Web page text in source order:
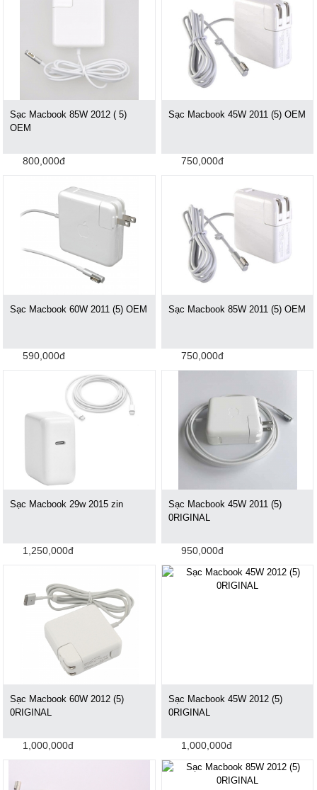
Sạc Macbook 85W 2012 ( 5)
OEM
800,000đ
Sạc Macbook 45W 2011 (5) OEM
750,000đ
Sạc Macbook 60W 2011 (5) OEM
590,000đ
Sạc Macbook 85W 2011 (5) OEM
750,000đ
Sạc Macbook 29w 2015 zin
1,250,000đ
Sạc Macbook 45W 2011 (5)
0RIGINAL
950,000đ
Sạc Macbook 60W 2012 (5)
0RIGINAL
1,000,000đ
Sạc Macbook 45W 2012 (5)
0RIGINAL
1,000,000đ